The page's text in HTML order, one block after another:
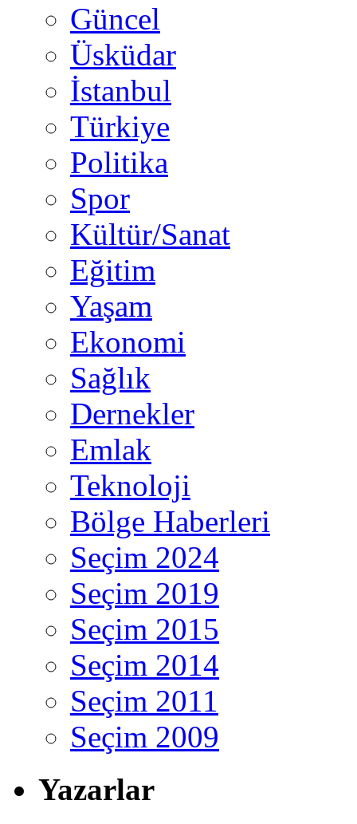
Güncel
Üsküdar
İstanbul
Türkiye
Politika
Spor
Kültür/Sanat
Eğitim
Yaşam
Ekonomi
Sağlık
Dernekler
Emlak
Teknoloji
Bölge Haberleri
Seçim 2024
Seçim 2019
Seçim 2015
Seçim 2014
Seçim 2011
Seçim 2009
Yazarlar